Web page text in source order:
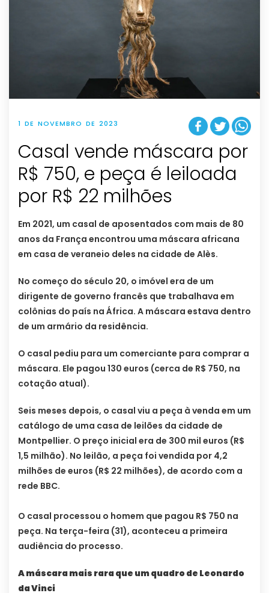
1 DE NOVEMBRO DE 2023
Casal vende máscara por
R$ 750, e peça é leiloada
por R$ 22 milhões
Em 2021, um casal de aposentados com mais de 80
anos da França encontrou uma máscara africana
em casa de veraneio deles na cidade de Alès.
No começo do século 20, o imóvel era de um
dirigente de governo francês que trabalhava em
colônias do país na África. A máscara estava dentro
de um armário da residência.
O casal pediu para um comerciante para comprar a
máscara. Ele pagou 130 euros (cerca de R$ 750, na
cotação atual).
Seis meses depois, o casal viu a peça à venda em um
catálogo de uma casa de leilões da cidade de
Montpellier. O preço inicial era de 300 mil euros (R$
1,5 milhão). No leilão, a peça foi vendida por 4,2
milhões de euros (R$ 22 milhões), de acordo com a
rede BBC.
O casal processou o homem que pagou R$ 750 na
peça. Na terça-feira (31), aconteceu a primeira
audiência do processo.
A máscara mais rara que um quadro de Leonardo
da Vinci